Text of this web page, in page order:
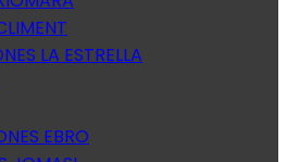
LA ESTRELLA
EBRO